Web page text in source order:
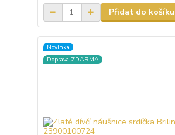
Přidat do košíku
Novinka
Doprava ZDARMA